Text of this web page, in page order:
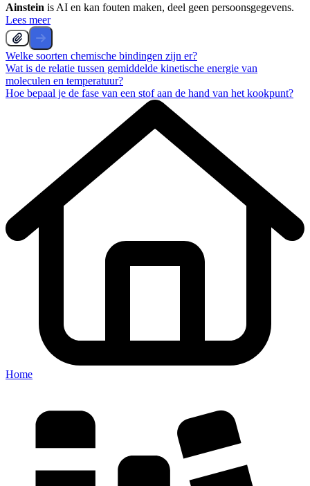
Ainstein is AI en kan fouten maken, deel geen persoonsgegevens.
Lees meer
Welke soorten chemische bindingen zijn er?
Wat is de relatie tussen gemiddelde kinetische energie van
moleculen en temperatuur?
Hoe bepaal je de fase van een stof aan de hand van het kookpunt?
Home